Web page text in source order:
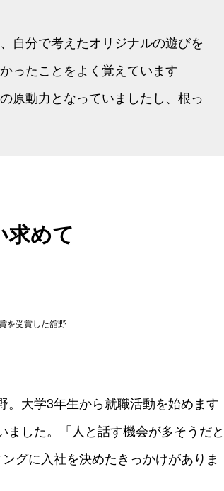
自分で考えたオリジナルの遊びを
ったことをよく覚えています
原動力となっていましたし、根っ
求めて
を受賞した舘野
大学3年生から就職活動を始めます
した。「人と話す機会が多そうだと
グに入社を決めたきっかけがありま